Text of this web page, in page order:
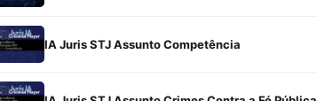
IA Juris STJ Assunto Competência